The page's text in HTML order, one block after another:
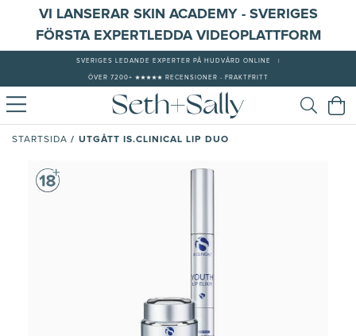
VI LANSERAR SKIN ACADEMY - SVERIGES
FÖRSTA EXPERTLEDDA VIDEOPLATTFORM
SVERIGES LEDANDE EXPERTER PÅ HUDVÅRD ONLINE
ÖVER 7200+ ★★★★★ RECENSIONER - FRAKTFRITT
STARTSIDA / UTGÅTT IS.CLINICAL LIP DUO